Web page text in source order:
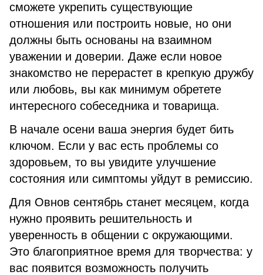
сможете укрепить существующие
отношения или построить новые, но они
должны быть основаны на взаимном
уважении и доверии. Даже если новое
знакомство не перерастет в крепкую дружбу
или любовь, вы как минимум обретете
интересного собеседника и товарища.
В начале осени ваша энергия будет бить
ключом. Если у вас есть проблемы со
здоровьем, то вы увидите улучшение
состояния или симптомы уйдут в ремиссию.
Для Овнов сентябрь станет месяцем, когда
нужно проявить решительность и
уверенность в общении с окружающими.
Это благоприятное время для творчества: у
вас появится возможность получить